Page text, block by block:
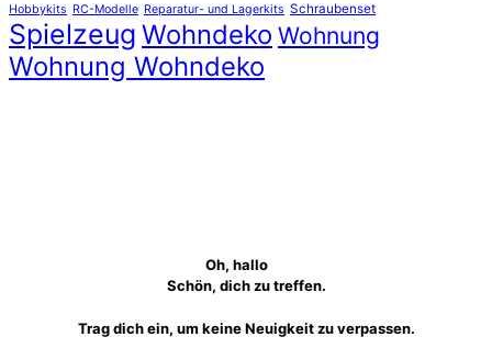
Hobbykits RC-Modelle Reparatur- und Lagerkits Schraubenset
Spielzeug Wohndeko Wohnung
Wohnung Wohndeko
Oh, hallo
Schön, dich zu treffen.
Trag dich ein, um keine Neuigkeit zu verpassen.